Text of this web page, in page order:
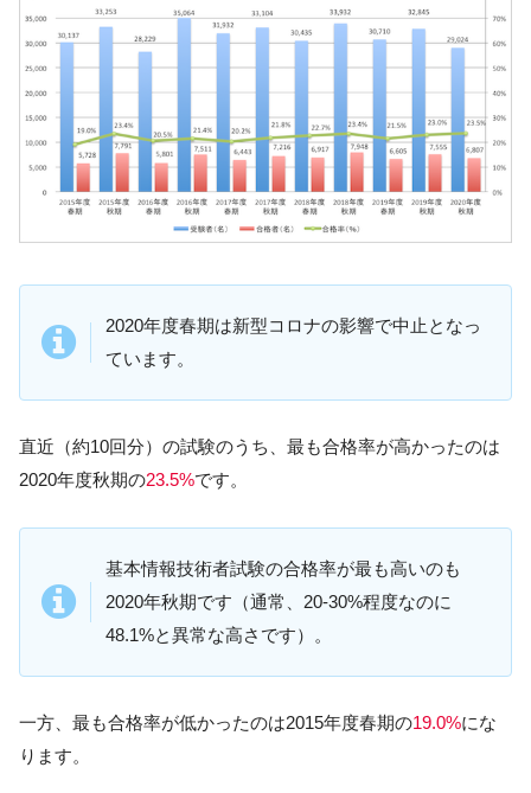
2020年度春期は新型コロナの影響で中止となっ
ています。
直近（約10回分）の試験のうち、最も合格率が高かったのは
2020年度秋期の23.5%です。
基本情報技術者試験の合格率が最も高いのも
2020年秋期です（通常、20-30%程度なのに
48.1%と異常な高さです）。
一方、最も合格率が低かったのは2015年度春期の19.0%にな
ります。